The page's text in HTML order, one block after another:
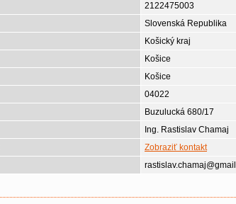
2122475003
Slovenská Republika
Košický kraj
Košice
Košice
04022
Buzulucká 680/17
Ing. Rastislav Chamaj
Zobraziť kontakt